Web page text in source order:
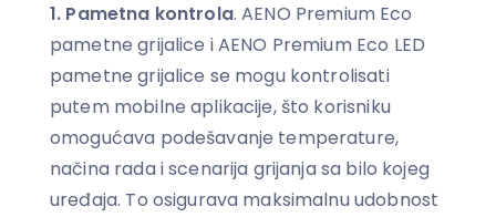
1. Pametna kontrola. AENO Premium Eco
pametne grijalice i AENO Premium Eco LED
pametne grijalice se mogu kontrolisati
putem mobilne aplikacije, što korisniku
omogućava podešavanje temperature,
načina rada i scenarija grijanja sa bilo kojeg
uređaja. To osigurava maksimalnu udobnost